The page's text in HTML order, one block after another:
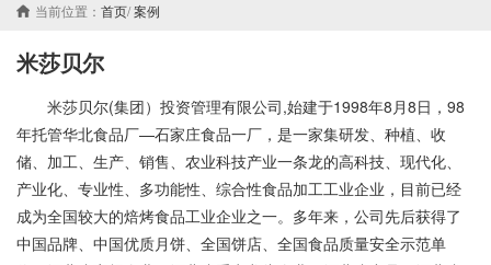
当前位置： 首页/案例
米莎贝尔
米莎贝尔(集团）投资管理有限公司,始建于1998年8月8日，98
年托管华北食品厂—石家庄食品一厂，是一家集研发、种植、收
储、加工、生产、销售、农业科技产业一条龙的高科技、现代化、
产业化、专业性、多功能性、综合性食品加工工业企业，目前已经
成为全国较大的焙烤食品工业企业之一。多年来，公司先后获得了
中国品牌、中国优质月饼、全国饼店、全国食品质量安全示范单